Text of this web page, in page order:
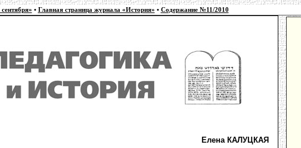
• Главная страница журнала «История» • Содержание №11/2010
Елена КАЛУЦКАЯ